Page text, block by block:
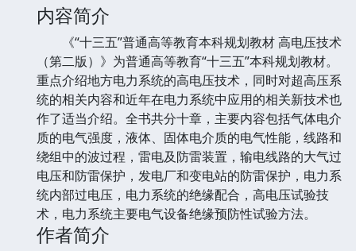
内容简介
《“十三五”普通高等教育本科规划教材 高电压技术
（第二版）》为普通高等教育“十三五”本科规划教材。
重点介绍地方电力系统的高电压技术，同时对超高压系
统的相关内容和近年在电力系统中应用的相关新技术也
作了适当介绍。全书共分十章，主要内容包括气体电介
质的电气强度，液体、固体电介质的电气性能，线路和
绕组中的波过程，雷电及防雷装置，输电线路的大气过
电压和防雷保护，发电厂和变电站的防雷保护，电力系
统内部过电压，电力系统的绝缘配合，高电压试验技
术，电力系统主要电气设备绝缘预防性试验方法。
作者简介